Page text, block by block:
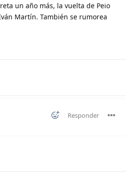
un año más, la vuelta de Peio
Martín. También se rumorea
Responder